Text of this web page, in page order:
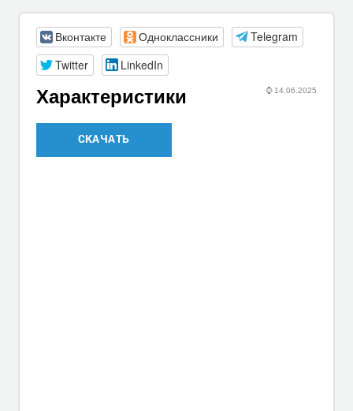
Вконтакте Одноклассники
Telegram
Twitter
LinkedIn
⌚ 14.06.2025
Характеристики
СКАЧАТЬ